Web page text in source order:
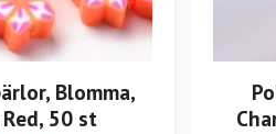
Blomma,
50 st